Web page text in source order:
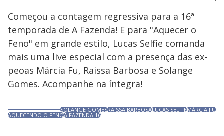
Começou a contagem regressiva para a 16ª
temporada de A Fazenda! E para "Aquecer o
Feno" em grande estilo, Lucas Selfie comanda
mais uma live especial com a presença das ex-
peoas Márcia Fu, Raissa Barbosa e Solange
Gomes. Acompanhe na íntegra!
SOLANGE GOMESRAISSA BARBOSALUCAS SELFIEMÁRCIA FU
AQUECENDO O FENOA FAZENDA 16